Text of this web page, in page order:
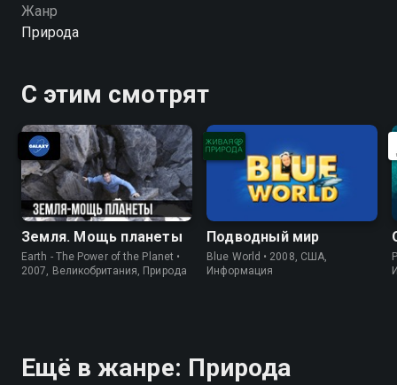
Адлера
Жанр
Природа
С этим смотрят
Земля. Мощь планеты
Earth - The Power of the Planet •
2007, Великобритания, Природа
Подводный мир
Blue World • 2008, США,
Информация
Ещё в жанре: Природа